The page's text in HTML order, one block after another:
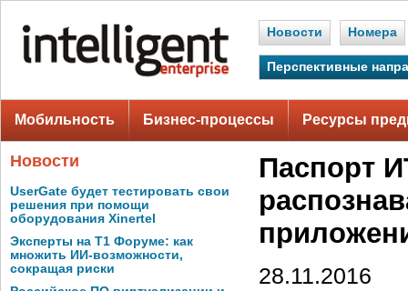
Новости Номера
Перспективные
Мобильность Бизнес-процессы Ресурсы
Новости
UserGate будет тестировать свои
решения при помощи
оборудования Xinertel
Эксперты на Т1 Форуме: как
множить ИИ-возможности,
сокращая риски
Паспорт
28.11.2016